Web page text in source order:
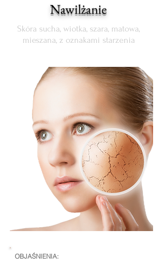
Nawilżanie
Skóra sucha, wiotka, szara, matowa,
mieszana, z oznakami starzenia
OBJAŚNIENIA: